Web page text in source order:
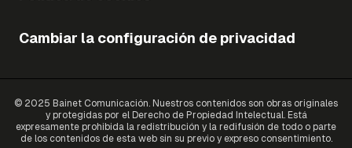
Cambiar la configuración de privacidad
© 2025 Bainet Comunicación. Nuestros contenidos son obras originales
y protegidas por el Derecho de Propiedad Intelectual. Está
expresamente prohibida la redistribución y la redifusión de todo o parte
de los contenidos de esta web sin su previo y expreso consentimiento.